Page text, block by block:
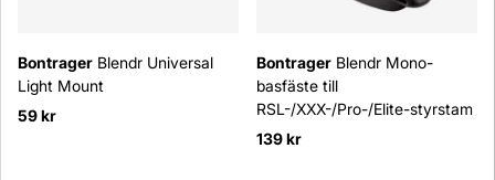
Bontrager Blendr Universal
Light Mount
59 kr
Bontrager Blendr Mono-
basfäste till
RSL-/XXX-/Pro-/Elite-styrstam
139 kr